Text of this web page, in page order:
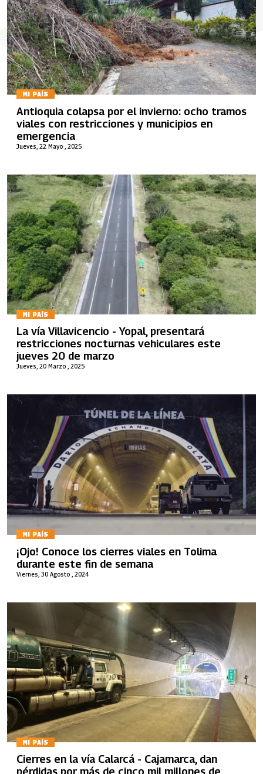
MI PAÍS
Jueves, 22 Mayo , 2025
Antioquia colapsa por el invierno: ocho tramos
viales con restricciones y municipios en
emergencia
MI PAÍS
Jueves, 20 Marzo , 2025
La vía Villavicencio - Yopal, presentará
restricciones nocturnas vehiculares este
jueves 20 de marzo
MI PAÍS
Viernes, 30 Agosto , 2024
¡Ojo! Conoce los cierres viales en Tolima
durante este fin de semana
MI PAÍS
Cierres en la vía Calarcá - Cajamarca, dan
pérdidas por más de cinco mil millones de